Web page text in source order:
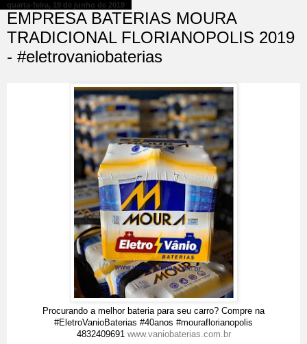
quarta-feira, 19 de junho de 2019
EMPRESA BATERIAS MOURA
TRADICIONAL FLORIANOPOLIS 2019
- #eletrovaniobaterias
Procurando a melhor bateria para seu carro? Compre na
#EletroVanioBaterias #40anos #mouraflorianopolis
4832409691 www.vaniobaterias.com.br